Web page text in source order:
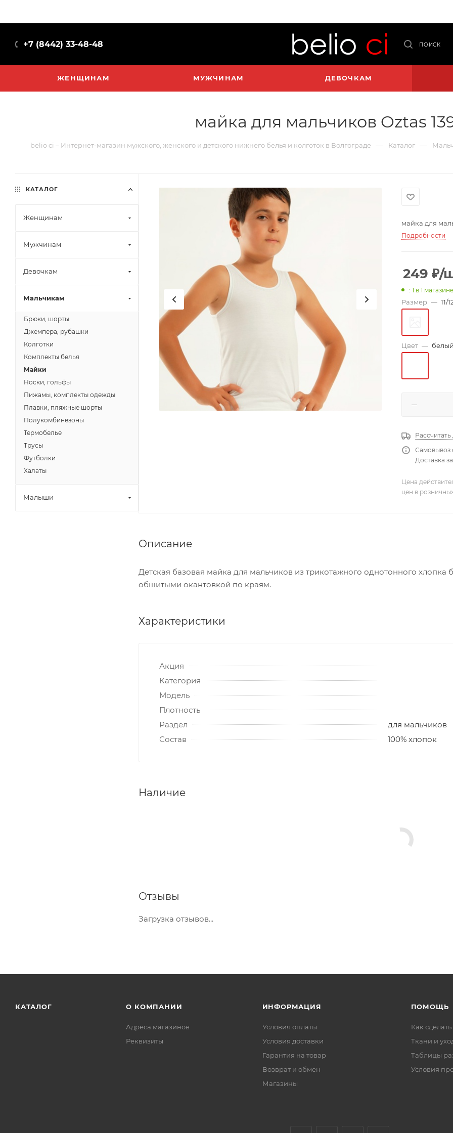
+7 (8442) 33-48-48 ПОИСК
ЖЕНЩИНАМ МУЖЧИНАМ ДЕВОЧКАМ
майка для мальчиков Oztas
belio ci – Интернет-магазин мужского, женского и детского нижнего белья и колготок в Волгограде — Каталог —
майка для
Подробности
249 ₽/
: 1 в 1 магазине
Размер — 11/
Цвет — белый
Рассчитать
Самовывоз
Доставка
Цена
цен в
Описание
Детская базовая майка для мальчиков из трикотажного однотонного
обшитыми окантовкой по краям.
Характеристики
Акция
Категория
Модель
Плотность
Раздел
для мальчиков
Состав
100% хлопок
Наличие
Отзывы
Загрузка отзывов...
КАТАЛОГ
Женщинам
Мужчинам
Девочкам
Мальчикам
Брюки, шорты
Джемпера, рубашки
Колготки
Комплекты белья
Майки
Носки, гольфы
Пижамы, комплекты одежды
Плавки, пляжные шорты
Полукомбинезоны
Термобелье
Трусы
Футболки
Халаты
Малыши
КАТАЛОГ О КОМПАНИИ
Адреса магазинов
Реквизиты
ИНФОРМАЦИЯ
Условия оплаты
Условия доставки
Гарантия на товар
Возврат и обмен
Магазины
ПОМОЩЬ
Как сделать
Ткани и
Таблицы
Условия